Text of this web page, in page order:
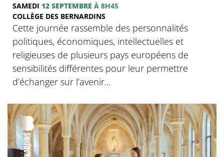
SAMEDI 12 SEPTEMBRE À 8H45
COLLÈGE DES BERNARDINS
Cette journée rassemble des personnalités
politiques, économiques, intellectuelles et
religieuses de plusieurs pays européens de
sensibilités différentes pour leur permettre
d’échanger sur l’avenir...